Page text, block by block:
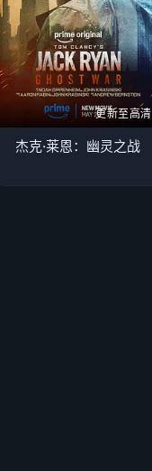
更新至高清
杰克·莱恩：幽灵之战